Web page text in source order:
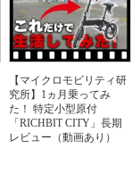
【マイクロモビリティ研
究所】1ヵ月乗ってみ
た！ 特定小型原付
「RICHBIT CITY」長期
レビュー（動画あり）